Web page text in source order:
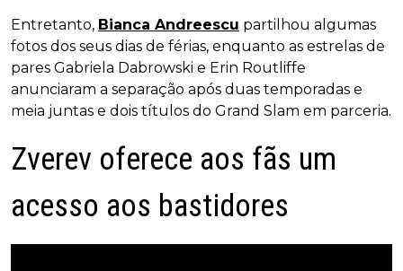
Entretanto, Bianca Andreescu partilhou algumas
fotos dos seus dias de férias, enquanto as estrelas de
pares Gabriela Dabrowski e Erin Routliffe
anunciaram a separação após duas temporadas e
meia juntas e dois títulos do Grand Slam em parceria.
Zverev oferece aos fãs um
acesso aos bastidores